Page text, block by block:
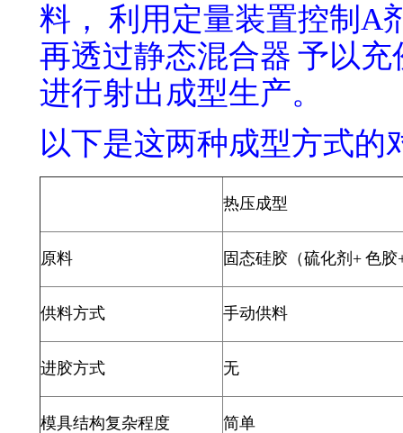
料， 利用定量装置控制A
再透过静态混合器 予以充
进行射出成型生产。
以下是这两种成型方式的
热压成型
原料 固态硅胶（硫化剂 + 色胶
供料方式 手动供料
进胶方式 无
模具结构复杂程度 简单